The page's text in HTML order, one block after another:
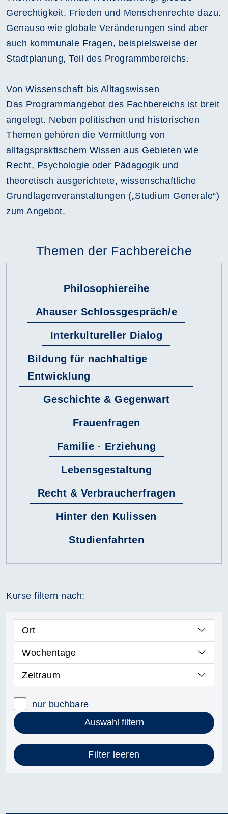
Gerechtigkeit, Frieden und Menschenrechte dazu.
Genauso wie globale Veränderungen sind aber
auch kommunale Fragen, beispielsweise der
Stadtplanung, Teil des Programmbereichs.
Von Wissenschaft bis Alltagswissen
Das Programmangebot des Fachbereichs ist breit
angelegt. Neben politischen und historischen
Themen gehören die Vermittlung von
alltagspraktischem Wissen aus Gebieten wie
Recht, Psychologie oder Pädagogik und
theoretisch ausgerichtete, wissenschaftliche
Grundlagenveranstaltungen („Studium Generale“)
zum Angebot.
Themen der Fachbereiche
Philosophiereihe
Ahauser Schlossgespräch/e
Interkultureller Dialog
Bildung für nachhaltige
Entwicklung
Geschichte & Gegenwart
Frauenfragen
Familie · Erziehung
Lebensgestaltung
Recht & Verbraucherfragen
Hinter den Kulissen
Studienfahrten
Kurse filtern nach:
Ort
Wochentage
Zeitraum
nur buchbare
Auswahl filtern
Filter leeren